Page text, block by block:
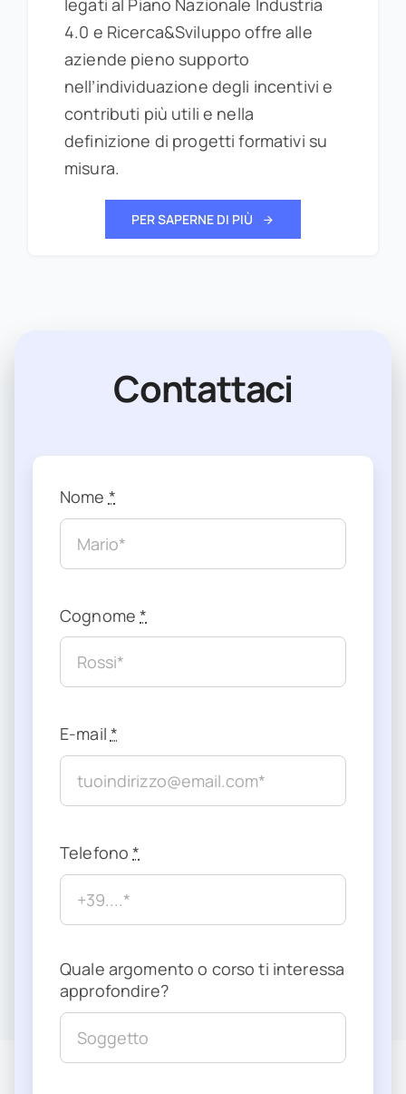
legati al Piano Nazionale Industria
4.0 e Ricerca&Sviluppo offre alle
aziende pieno supporto
nell’individuazione degli incentivi e
contributi più utili e nella
definizione di progetti formativi su
misura.
PER SAPERNE DI PIÙ
Contattaci
Nome *
Cognome*
E-mail *
Telefono*
Quale argomento o corso ti interessa
approfondire?